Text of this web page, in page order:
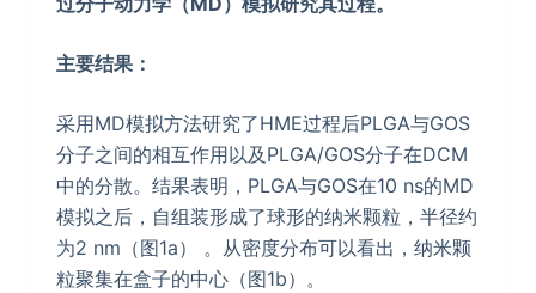
主要结果：
采用MD模拟方法研究了HME过程后PLGA与GOS
分子之间的相互作用以及PLGA/GOS分子在DCM
中的分散。结果表明，PLGA与GOS在10 ns的MD
模拟之后，自组装形成了球形的纳米颗粒，半径约
为2 nm（图1a） 。从密度分布可以看出，纳米颗
粒聚集在盒子的中心（图1b）。